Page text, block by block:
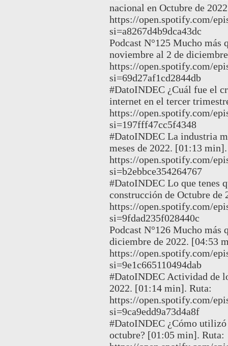
nacional en Octubre de
https://open.spotify.com/
si=a8267d4b9dca43dc
Podcast N°125 Mucho más
noviembre al 2 de
https://open.spotify.com/
si=69d27af1cd2844db
#DatoINDEC ¿Cuál fue el
internet en el tercer
https://open.spotify.com/
si=197fff47cc5f4348
#DatoINDEC La industria
meses de 2022. [01:13
https://open.spotify.com/
si=b2ebbce354264767
#DatoINDEC Lo que tenes
construcción de Octubre
https://open.spotify.com/
si=9fdad235f028440c
Podcast N°126 Mucho más
diciembre de 2022. [04:53
https://open.spotify.com/
si=9e1c665110494dab
#DatoINDEC Actividad de
2022. [01:14 min]. Ruta:
https://open.spotify.com/
si=9ca9edd9a73d4a8f
#DatoINDEC ¿Cómo
octubre? [01:05 min]. Ruta: